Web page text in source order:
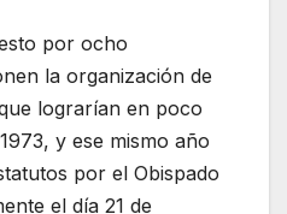
por ocho
la organización de
lograrían en poco
y ese mismo año
por el Obispado
el día 21 de